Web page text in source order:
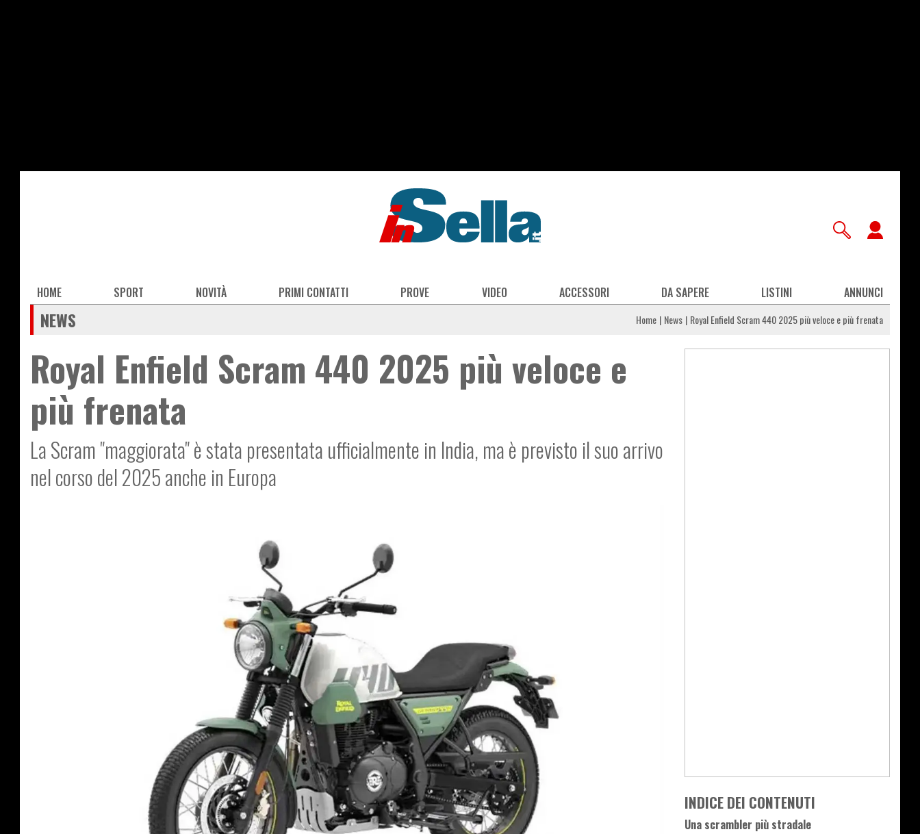
Main
navigation
HOME SPORT NOVITÀ PRIMI CONTATTI PROVE VIDEO ACCESSORI DA SAPERE LISTINI ANNUNCI
NEWS Home News Royal Enfield Scram 440 2025 più veloce e più frenata
Royal Enfield Scram 440 2025 più veloce e
più frenata
La Scram "maggiorata" è stata presentata ufficialmente in India, ma è previsto il suo arrivo
nel corso del 2025 anche in Europa
INDICE DEI CONTENUTI
Una scrambler più stradale